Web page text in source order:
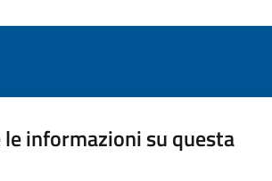
informazioni su questa